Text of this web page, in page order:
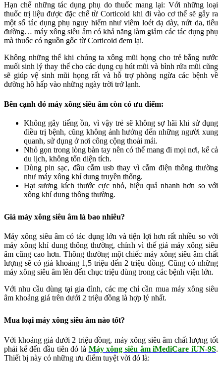
Hạn chế những tác dụng phụ do thuốc mang lại: Với những loại
thuốc trị liệu được đặc chế từ Corticoid khi đi vào cơ thể sẽ gây ra
một số tác dụng phụ nguy hiểm như viêm loét dạ dày, nứt da, tiểu
đường… máy xông siêu âm có khả năng làm giảm các tác dụng phụ
mà thuốc có nguồn gốc từ Corticoid đem lại.
Không những thế khi chúng ta xông mũi họng cho trẻ bằng nước
muối sinh lý thay thế cho các dụng cụ hút mũi và bình rửa mũi cũng
sẽ giúp vệ sinh mũi họng rất và hỗ trợ phòng ngừa các bệnh về
đường hô hấp vào những ngày trời trở lạnh.
Bên cạnh đó máy xông siêu âm còn có ưu điểm:
Không gây tiếng ồn, vì vậy trẻ sẽ không sợ hãi khi sử dụng
điều trị bệnh, cũng không ảnh hưởng đến những người xung
quanh, sử dụng ở nơi công cộng thoải mái.
Nhỏ gọn trong lòng bàn tay nên có thể mang đi mọi nơi, kể cả
du lịch, không tốn diện tích.
Dùng pin sạc, đầu cắm usb thay vì cắm điện thông thường
như máy xông khí dung truyền thống.
Hạt sương kích thước cực nhỏ, hiệu quả nhanh hơn so với
xông khí dung thông thường.
Giá máy xông siêu âm là bao nhiêu?
Máy xông siêu âm có tác dụng lớn và tiện lợi hơn rất nhiều so với
máy xông khí dung thông thường, chính vì thế giá máy xông siêu
âm cũng cao hơn. Thông thường một chiếc máy xông siêu âm chất
lượng sẽ có giá khoảng 1,5 triệu đến 2 triệu đồng. Cũng có những
máy xông siêu âm lên đến chục triệu dùng trong các bệnh viện lớn.
Với nhu cầu dùng tại gia đình, các mẹ chỉ cần mua máy xông siêu
âm khoảng giá trên dưới 2 triệu đồng là hợp lý nhất.
Mua loại máy xông siêu âm nào tốt?
Với khoảng giá dưới 2 triệu đồng, máy xông siêu âm chất lượng tốt
phải kể đến đầu tiên đó là Máy xông siêu âm iMediCare iUN-9S.
Thiết bị này có những ưu điểm tuyệt vời đó là: